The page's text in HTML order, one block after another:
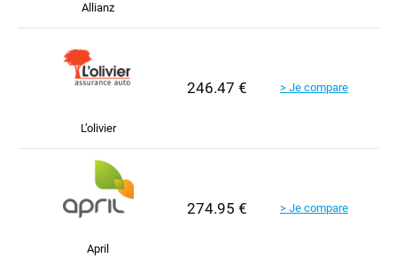
Allianz
L’olivier
246.47 € > Je compare
April
274.95 € > Je compare